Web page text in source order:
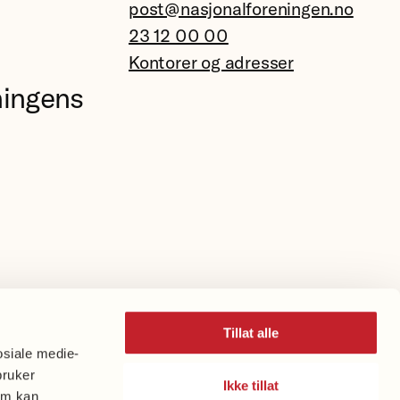
medie-
kan
Tillat alle
Ikke tillat
post@nasjonalforeningen.no
23 12 00 00
Kontorer og adresser